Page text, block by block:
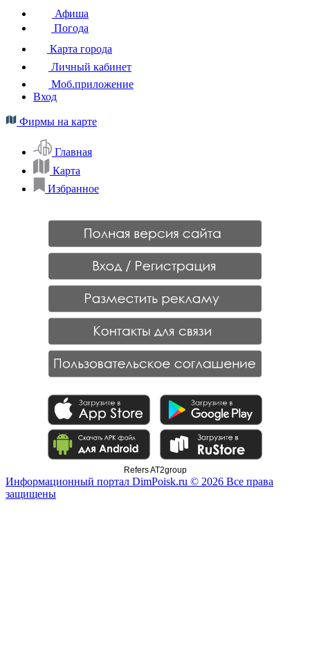
Афиша
Погода
Карта города
Личный кабинет
Моб.приложение
Вход
Фирмы на карте
Главная
Карта
Избранное
Refers AT2group
Информационный портал DimPoisk.ru © 2026 Все права
защищены